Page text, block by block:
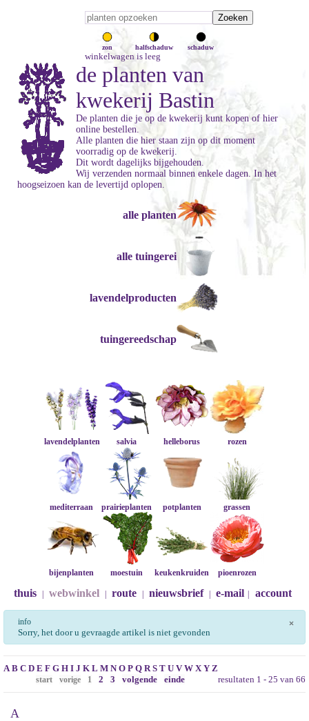
zon halfschaduw schaduw
winkelwagen is leeg
de planten van
kwekerij Bastin
De planten die je op de kwekerij kunt kopen of hier
online bestellen.
Alle planten die hier staan zijn op dit moment
voorradig op de kwekerij.
Dit wordt dagelijks bijgehouden.
Wij verzenden normaal binnen enkele dagen. In het
hoogseizoen kan de levertijd oplopen.
alle planten
alle tuingerei
lavendelproducten
tuingereedschap
lavendelplanten salvia helleborus rozen
mediterraan prairieplanten potplanten grassen
bijenplanten moestuin keukenkruiden pioenrozen
thuis webwinkel route nieuwsbrief e-mail account
×
info
Sorry, het door u gevraagde artikel is niet gevonden
A B C D E F G H I J K L M N O P Q R S T U V W X Y Z
resultaten 1 - 25 van 66
start vorige 1 2 3 volgende einde
A